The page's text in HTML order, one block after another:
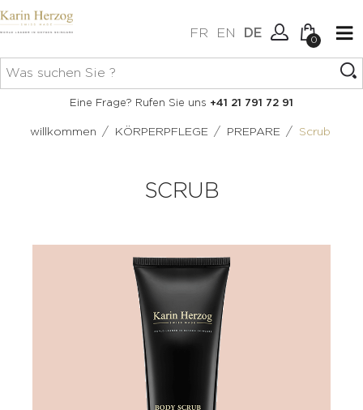
FR EN DE
Verbindung
0
Keine Artikel im Warenkorb.
Eine Frage? Rufen Sie uns +41 21 791 72 91
willkommen / KÖRPERPFLEGE / PREPARE / Scrub
SCRUB